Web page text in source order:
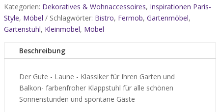
Farbe
Ockerrot-
nur
Menge
Kategorien: Dekoratives & Wohnaccessoires, Inspirationen Paris-
Style, Möbel Schlagwörter: Bistro, Fermob, Gartenmöbel,
Gartenstuhl, Kleinmöbel, Möbel
Beschreibung
Der Gute - Laune - Klassiker für Ihren Garten und
Balkon- farbenfroher Klappstuhl für alle schönen
Sonnenstunden und spontane Gäste